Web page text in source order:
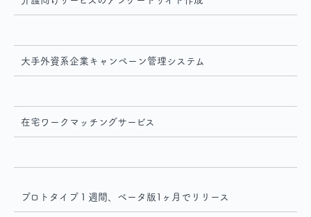
大手外資系企業キャンペーン管理システム
在宅ワークマッチングサービス
プロトタイプ１週間、ベータ版1ヶ月でリリース